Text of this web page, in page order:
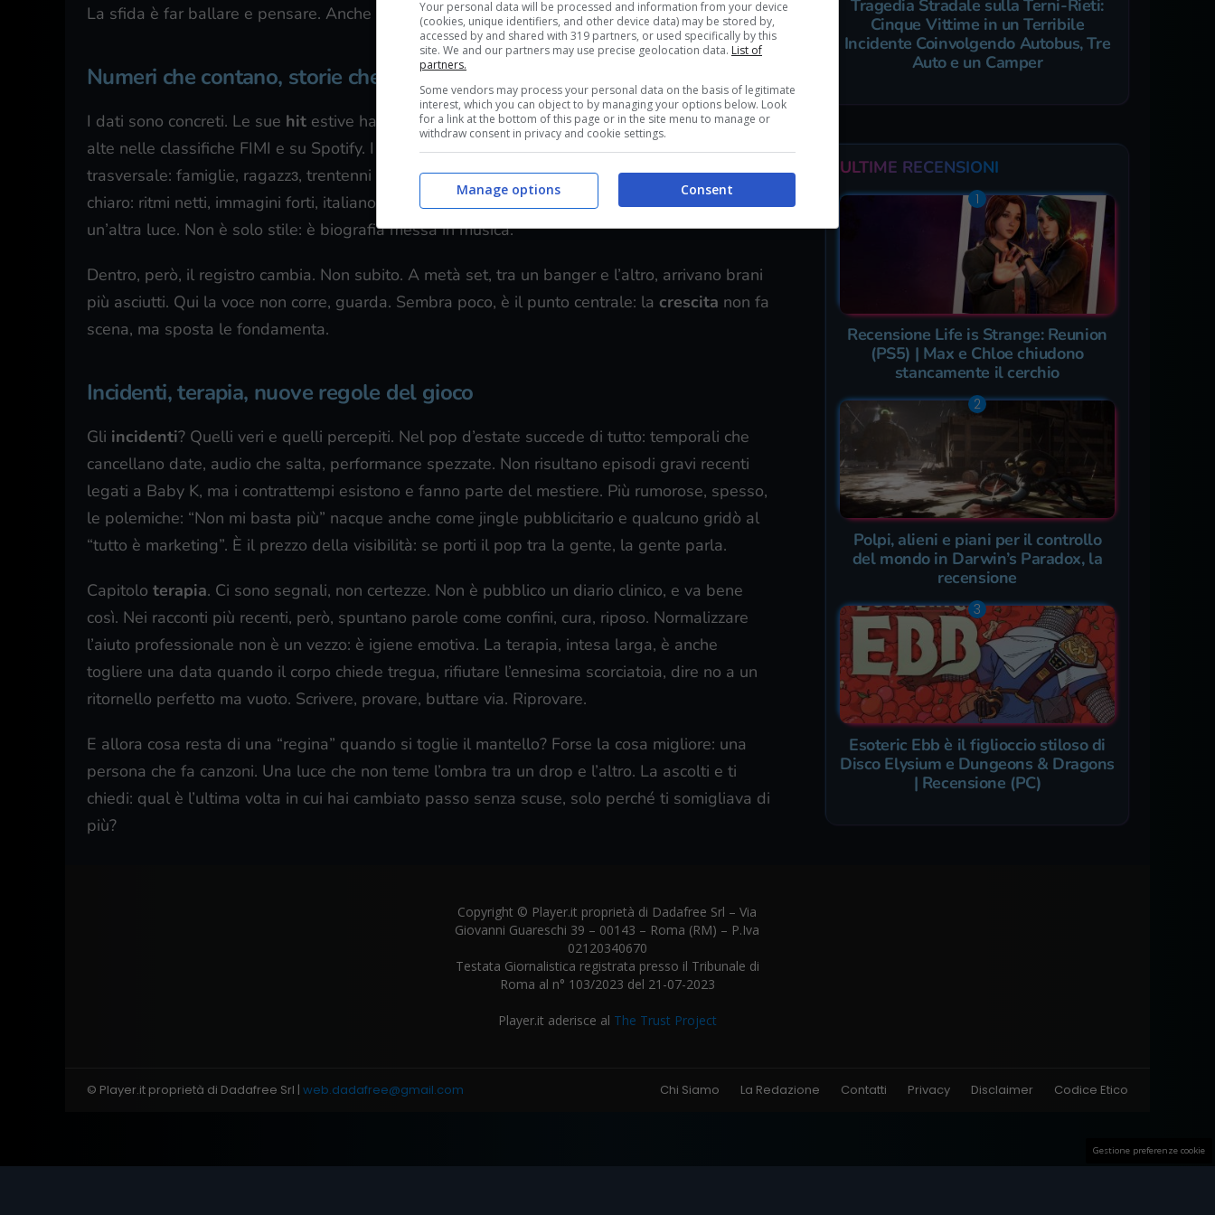
La sfida è far ballare e pensare. Anche nello stesso ritornello.
Numeri che contano, storie che restano
I dati sono concreti. Le sue hit estive hanno totalizzato svariati dischi diplatinoe posizioni
alte nelle classifiche FIMI e su Spotify. I live estivi, tra arene e festival, portano pubblico
trasversale: famiglie, ragazzɜ, trentenni cresciuti con i primi singoli. Il format funziona perché è
chiaro: ritmi netti, immagini forti, italiano che scivola nell’inglese quando la frase chiede
un’altra luce. Non è solo stile: è biografia messa in musica.
Dentro, però, il registro cambia. Non subito. A metà set, tra un banger e l’altro, arrivano brani
più asciutti. Qui la voce non corre, guarda. Sembra poco, è il punto centrale: la crescita non fa
scena, ma sposta le fondamenta.
Incidenti, terapia, nuove regole del gioco
Gli incidenti? Quelli veri e quelli percepiti. Nel pop d’estate succede di tutto: temporali che
cancellano date, audio che salta, performance spezzate. Non risultano episodi gravi recenti
legati a Baby K, ma i contrattempi esistono e fanno parte del mestiere. Più rumorose, spesso,
le polemiche: “Non mi basta più” nacque anche come jingle pubblicitario e qualcuno gridò al
“tutto è marketing”. È il prezzo della visibilità: se porti il pop tra la gente, la gente parla.
Capitolo terapia. Ci sono segnali, non certezze. Non è pubblico un diario clinico, e va bene
così. Nei racconti più recenti, però, spuntano parole come confini, cura, riposo. Normalizzare
l’aiuto professionale non è un vezzo: è igiene emotiva. La terapia, intesa larga, è anche
togliere una data quando il corpo chiede tregua, rifiutare l’ennesima scorciatoia, dire no a un
ritornello perfetto ma vuoto. Scrivere, provare, buttare via. Riprovare.
E allora cosa resta di una “regina” quando si toglie il mantello? Forse la cosa migliore: una
persona che fa canzoni. Una luce che non teme l’ombra tra un drop e l’altro. La ascolti e ti
chiedi: qual è l’ultima volta in cui hai cambiato passo senza scuse, solo perché ti somigliava di
più?
Tragedia Stradale sulla Terni-Rieti:
Cinque Vittime in un Terribile
Incidente Coinvolgendo Autobus, Tre
Auto e un Camper
ULTIME RECENSIONI
Recensione Life is Strange: Reunion
(PS5) | Max e Chloe chiudono
stancamente il cerchio
Polpi, alieni e piani per il controllo
del mondo in Darwin’s Paradox, la
recensione
Esoteric Ebb è il figlioccio stiloso di
Disco Elysium e Dungeons & Dragons
| Recensione (PC)
Copyright © Player.it proprietà di Dadafree Srl – Via
Giovanni Guareschi 39 – 00143 – Roma (RM) – P.Iva
02120340670
Testata Giornalistica registrata presso il Tribunale di
Roma al n° 103/2023 del 21-07-2023
Player.it aderisce al The Trust Project
© Player.it proprietà di Dadafree Srl | web.dadafree@gmail.com Chi Siamo La Redazione Contatti Privacy Disclaimer Codice Etico
Gestione preferenze cookie
Your personal data will be processed and information from your device
(cookies, unique identifiers, and other device data) may be stored by,
accessed by and shared with 319 partners, or used specifically by this
site. We and our partners may use precise geolocation data. List of
partners.
Some vendors may process your personal data on the basis of legitimate
interest, which you can object to by managing your options below. Look
for a link at the bottom of this page or in the site menu to manage or
withdraw consent in privacy and cookie settings.
Consent
Manage options